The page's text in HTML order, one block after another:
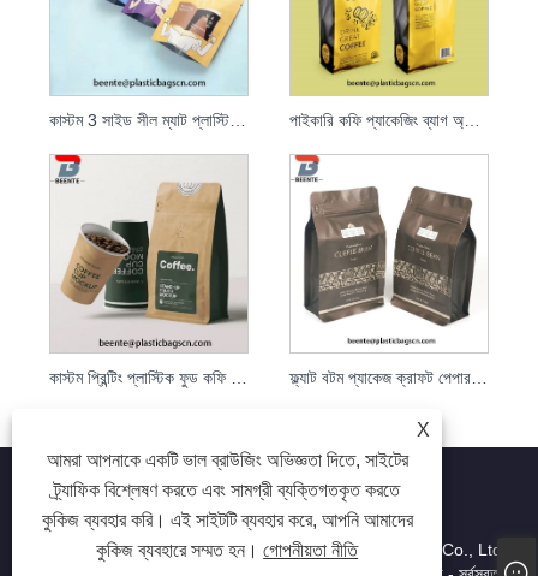
কাস্টম 3 সাইড সীল ম্যাট প্লাস্টিক অ্যালুমিনিয়াম ফয়েল কফি ব্যাগ পাইকারি কফি প্যাকেজিং ব্যাগ অ্যালুমিনিয়াম ফয়েল কফি বিন প্যাকেজিং ব্যাগ
X
আমরা আপনাকে একটি ভাল ব্রাউজিং অভিজ্ঞতা দিতে, সাইটের
ট্র্যাফিক বিশ্লেষণ করতে এবং সামগ্রী ব্যক্তিগতকৃত করতে
কুকিজ ব্যবহার করি। এই সাইটটি ব্যবহার করে, আপনি আমাদের
কুকিজ ব্যবহারে সম্মত হন।গোপনীয়তা নীতি
কপিরাইট © 2023 Dongguan beiente packaging materials Co., Ltd.